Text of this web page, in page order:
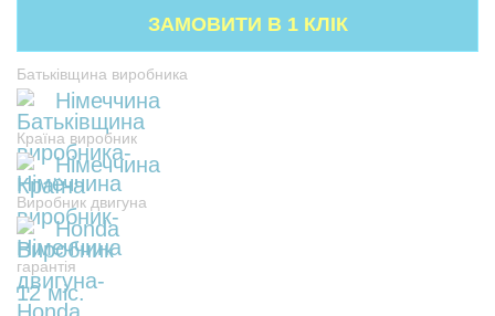
Батьківщина виробника
Німеччина
Країна виробник
Німеччина
Виробник двигуна
Honda
гарантія
12 міс.